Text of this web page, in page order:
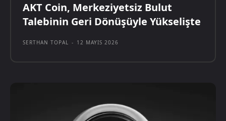
AKT Coin, Merkeziyetsiz Bulut
Talebinin Geri Dönüşüyle Yükselişte
SERTHAN TOPAL - 12 MAYIS 2026